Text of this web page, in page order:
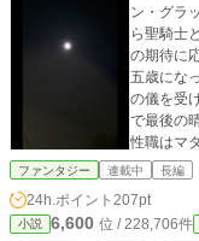
ン・グラ
ら聖騎士
の期待に
五歳にな
の儀を受
で最後の晴れ舞
性職はマタギです！！ 謎の
囲は騒然
慕う者、
対立する
ファンタジー 連載中 長編
24h.ポイント 207pt
小説 6,600 位 / 228,706件